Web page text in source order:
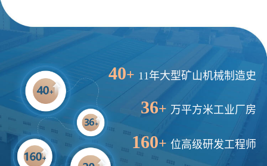
谢先生留言：球磨机多少钱一台？提供型号和参数。
王先生留言：建一条石料破碎生产线，规模300吨/小时，提供设备选型和报价。
5分钟前 陈先生留言：每小时100吨建筑垃圾粉碎机？推荐用什么型号？
40+ 11年大型矿山机械制造史
36+ 万平方米工业厂房
160+ 位高级研发工程师